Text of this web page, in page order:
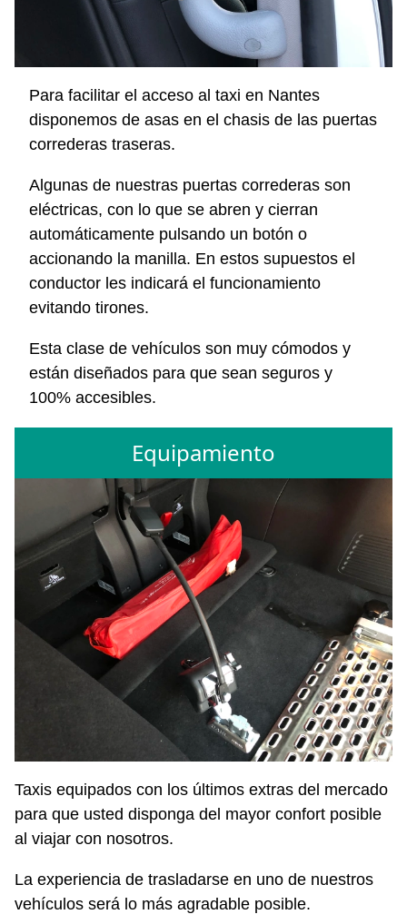
Para facilitar el acceso al taxi en Nantes
disponemos de asas en el chasis de las puertas
correderas traseras.
Algunas de nuestras puertas correderas son
eléctricas, con lo que se abren y cierran
automáticamente pulsando un botón o
accionando la manilla. En estos supuestos el
conductor les indicará el funcionamiento
evitando tirones.
Esta clase de vehículos son muy cómodos y
están diseñados para que sean seguros y
100% accesibles.
Equipamiento
Taxis equipados con los últimos extras del mercado
para que usted disponga del mayor confort posible
al viajar con nosotros.
La experiencia de trasladarse en uno de nuestros
vehículos será lo más agradable posible.